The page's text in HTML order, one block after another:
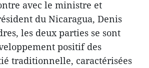
avec le ministre et
du Nicaragua, Denis
les deux parties se sont
positif des
traditionnelle, caractérisées